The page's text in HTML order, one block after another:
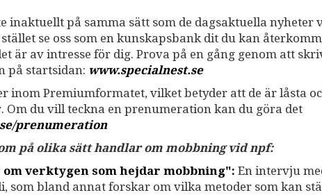
inaktuellt på samma sätt som de dagsaktuella nyheter
se oss som en kunskapsbank dit du kan
är av intresse för dig. Prova på en gång genom att
på startsidan: www.specialnest.se
inom Premiumformatet, vilket betyder att de är låsta
Om du vill teckna en prenumeration kan du göra det
/prenumeration
på olika sätt handlar om mobbning vid npf:
verktygen som hejdar mobbning": En intervju
som bland annat forskar om vilka metoder som kan